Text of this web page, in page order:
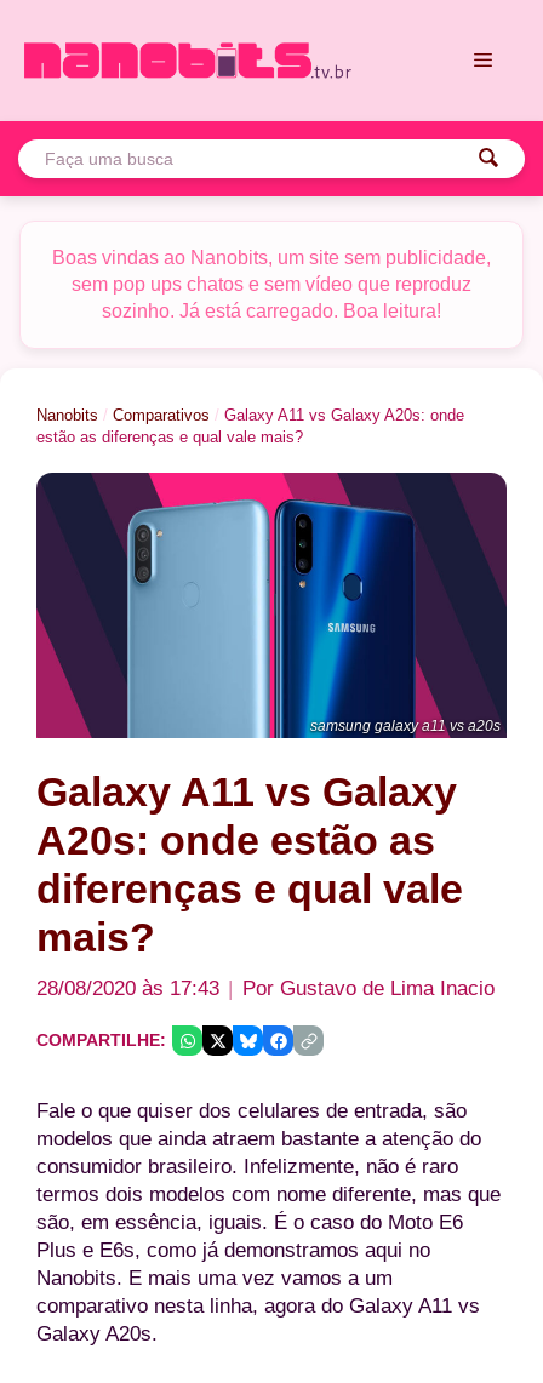
para
Boas vindas ao Nanobits, um site sem publicidade,
sem pop ups chatos e sem vídeo que reproduz
sozinho. Já está carregado. Boa leitura!
Nanobits / Comparativos / Galaxy A11 vs Galaxy A20s: onde
estão as diferenças e qual vale mais?
samsung galaxy a11 vs a20s
Galaxy A11 vs Galaxy
A20s: onde estão as
diferenças e qual vale
mais?
28/08/2020 às 17:43 Por Gustavo de Lima Inacio
COMPARTILHE:
Fale o que quiser dos celulares de entrada, são
modelos que ainda atraem bastante a atenção do
consumidor brasileiro. Infelizmente, não é raro
termos dois modelos com nome diferente, mas que
são, em essência, iguais. É o caso do Moto E6
Plus e E6s, como já demonstramos aqui no
Nanobits. E mais uma vez vamos a um
comparativo nesta linha, agora do Galaxy A11 vs
Galaxy A20s.